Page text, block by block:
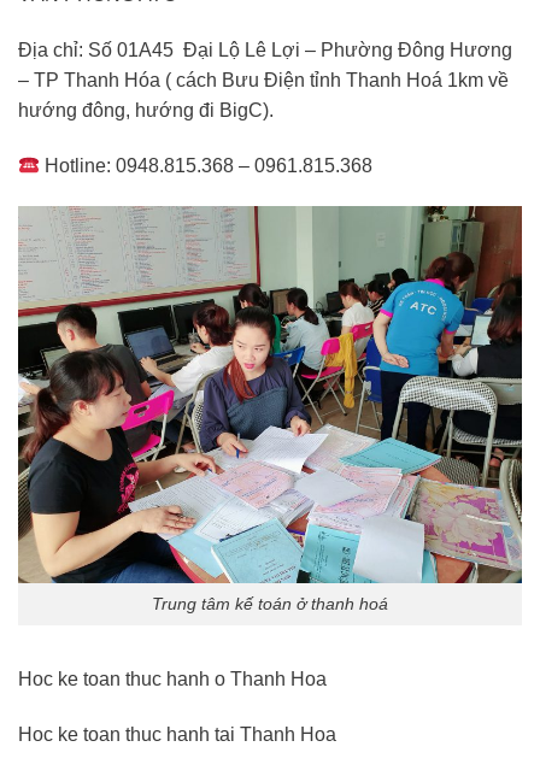
Địa chỉ: Số 01A45 Đại Lộ Lê Lợi – Phường Đông Hương
– TP Thanh Hóa ( cách Bưu Điện tỉnh Thanh Hoá 1km về
hướng đông, hướng đi BigC).
Hotline: 0948.815.368 – 0961.815.368
Trung tâm kế toán ở thanh hoá
Hoc ke toan thuc hanh o Thanh Hoa
Hoc ke toan thuc hanh tai Thanh Hoa